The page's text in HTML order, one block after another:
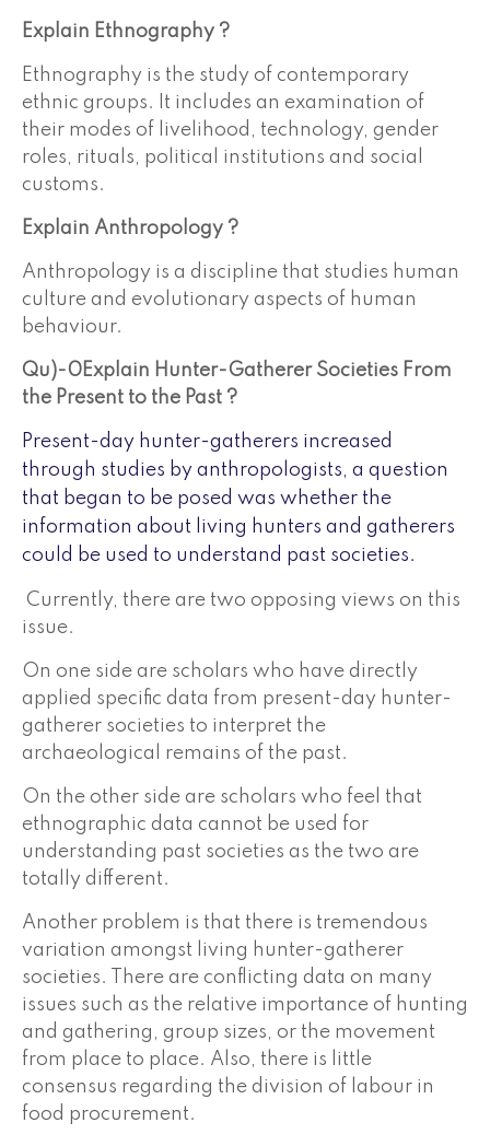
Explain Ethnography ?
Ethnography is the study of contemporary
ethnic groups. It includes an examination of
their modes of livelihood, technology, gender
roles, rituals, political institutions and social
customs.
Explain Anthropology ?
Anthropology is a discipline that studies human
culture and evolutionary aspects of human
behaviour.
Qu)-0Explain Hunter-Gatherer Societies From
the Present to the Past ?
Present-day hunter-gatherers increased
through studies by anthropologists, a question
that began to be posed was whether the
information about living hunters and gatherers
could be used to understand past societies.
Currently, there are two opposing views on this
issue.
On one side are scholars who have directly
applied specific data from present-day hunter-
gatherer societies to interpret the
archaeological remains of the past.
On the other side are scholars who feel that
ethnographic data cannot be used for
understanding past societies as the two are
totally different.
Another problem is that there is tremendous
variation amongst living hunter-gatherer
societies. There are conflicting data on many
issues such as the relative importance of hunting
and gathering, group sizes, or the movement
from place to place. Also, there is little
consensus regarding the division of labour in
food procurement.